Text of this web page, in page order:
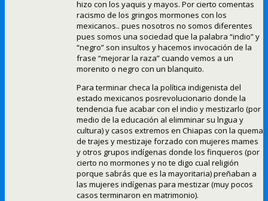
hizo con los yaquis y mayos. Por cierto comentas
racismo de los gringos mormones con los
mexicanos.. pues nosotros no somos diferentes
pues somos una sociedad que la palabra “indio” y
“negro” son insultos y hacemos invocación de la
frase “mejorar la raza” cuando vemos a un
morenito o negro con un blanquito.
Para terminar checa la política indigenista del
estado mexicanos posrevolucionario donde la
tendencia fue acabar con el indio y mestizarlo (por
medio de la educación al elimminar su lngua y
cultura) y casos extremos en Chiapas con la quema
de trajes y mestizaje forzado con mujeres mames
y otros grupos indígenas donde los finqueros (por
cierto no mormones y no te digo cual religión
porque sabrás que es la mayoritaria) preñaban a
las mujeres indígenas para mestizar (muy pocos
casos terminaron en matrimonio).